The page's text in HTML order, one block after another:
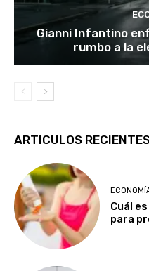
Gianni Infantino
rumbo a la
ARTICULOS
Cuál
para